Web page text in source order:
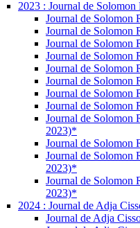
2023 : Journal de Solomon
Journal de Solomon
Journal de Solomon
Journal de Solomon
Journal de Solomon
Journal de Solomon
Journal de Solomon
Journal de Solomon
Journal de Solomon
Journal de Solomon
2023)*
Journal de Solomon
Journal de Solomon
2023)*
Journal de Solomon
2023)*
2024 : Journal de Adja
Journal de Adja